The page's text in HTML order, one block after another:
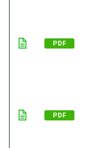
PDF
PDF